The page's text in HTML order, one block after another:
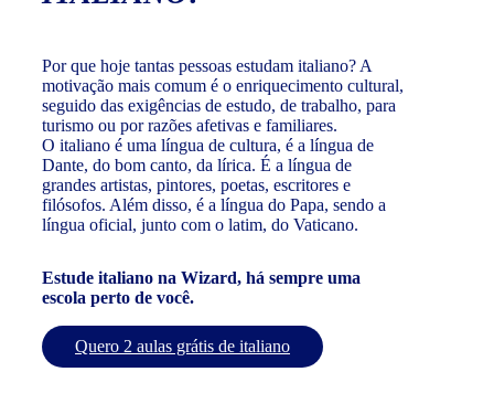
Por que hoje tantas pessoas estudam italiano? A
motivação mais comum é o enriquecimento cultural,
seguido das exigências de estudo, de trabalho, para
turismo ou por razões afetivas e familiares.
O italiano é uma língua de cultura, é a língua de
Dante, do bom canto, da lírica. É a língua de
grandes artistas, pintores, poetas, escritores e
filósofos. Além disso, é a língua do Papa, sendo a
língua oficial, junto com o latim, do Vaticano.
Estude italiano na Wizard, há sempre uma
escola perto de você.
Quero 2 aulas grátis de italiano